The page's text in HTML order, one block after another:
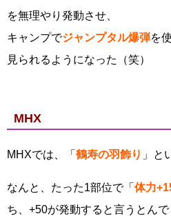
を無理やり発動させ、
キャンプでジャンプタル爆弾を
見られるようになった（笑）
MHX
MHXでは、「 鶴寿の羽飾り 」と
なんと、たった1部位で「 体力
ち、+50が発動すると言うとんで